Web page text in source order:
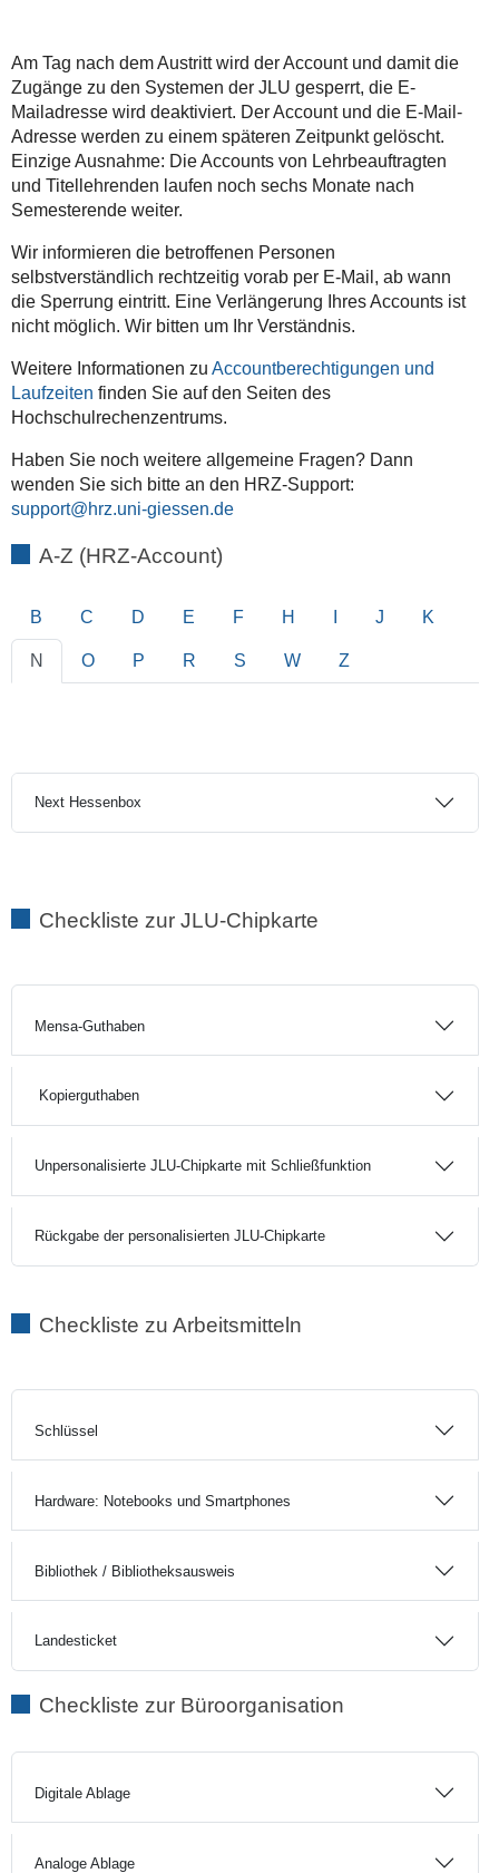
Am Tag nach dem Austritt wird der Account und damit die
Zugänge zu den Systemen der JLU gesperrt, die E-
Mailadresse wird deaktiviert. Der Account und die E-Mail-
Adresse werden zu einem späteren Zeitpunkt gelöscht.
Einzige Ausnahme: Die Accounts von Lehrbeauftragten
und Titellehrenden laufen noch sechs Monate nach
Semesterende weiter.
Wir informieren die betroffenen Personen
selbstverständlich rechtzeitig vorab per E-Mail, ab wann
die Sperrung eintritt. Eine Verlängerung Ihres Accounts ist
nicht möglich. Wir bitten um Ihr Verständnis.
Weitere Informationen zu Accountberechtigungen und
Laufzeiten finden Sie auf den Seiten des
Hochschulrechenzentrums.
Haben Sie noch weitere allgemeine Fragen? Dann
wenden Sie sich bitte an den HRZ-Support:
support
A-Z (HRZ-Account)
B C D E F H J K
N O P R S W Z
Next Hessenbox
Checkliste zur JLU-Chipkarte
Mensa-Guthaben
Kopierguthaben
Unpersonalisierte JLU-Chipkarte mit Schließfunktion
Rückgabe der personalisierten JLU-Chipkarte
Checkliste zu Arbeitsmitteln
Schlüssel
Hardware: Notebooks und Smartphones
Bibliothek / Bibliotheksausweis
Landesticket
Checkliste zur Büroorganisation
Digitale Ablage
Analoge Ablage